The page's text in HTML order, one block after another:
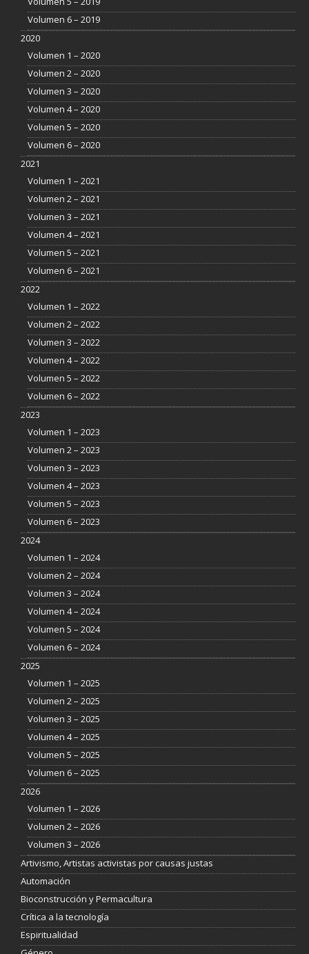
Volumen 6 – 2019
2020
Volumen 1 – 2020
Volumen 2 – 2020
Volumen 3 – 2020
Volumen 4 – 2020
Volumen 5 – 2020
Volumen 6 – 2020
2021
Volumen 1 – 2021
Volumen 2 – 2021
Volumen 3 – 2021
Volumen 4 – 2021
Volumen 5 – 2021
Volumen 6 – 2021
2022
Volumen 1 – 2022
Volumen 2 – 2022
Volumen 3 – 2022
Volumen 4 – 2022
Volumen 5 – 2022
Volumen 6 – 2022
2023
Volumen 1 – 2023
Volumen 2 – 2023
Volumen 3 – 2023
Volumen 4 – 2023
Volumen 5 – 2023
Volumen 6 – 2023
2024
Volumen 1 – 2024
Volumen 2 – 2024
Volumen 3 – 2024
Volumen 4 – 2024
Volumen 5 – 2024
Volumen 6 – 2024
2025
Volumen 1 – 2025
Volumen 2 – 2025
Volumen 3 – 2025
Volumen 4 – 2025
Volumen 5 – 2025
Volumen 6 – 2025
2026
Volumen 1 – 2026
Volumen 2 – 2026
Volumen 3 – 2026
Artivismo, Artistas activistas por causas justas
Automación
Bioconstrucción y Permacultura
Crítica a la tecnología
Espiritualidad